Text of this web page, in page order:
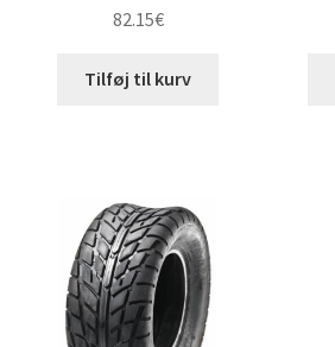
82.15€
Tilføj til kurv